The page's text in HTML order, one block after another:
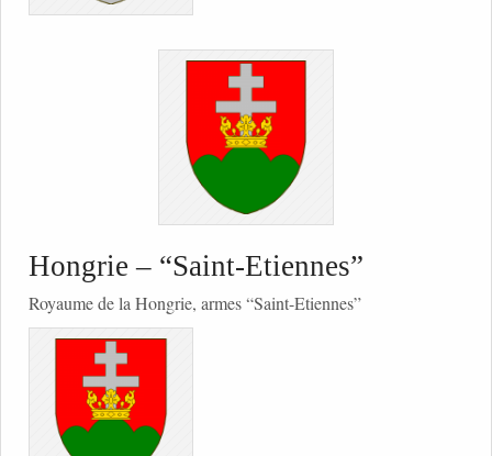
Hongrie – “Saint-Etiennes”
Royaume de la Hongrie, armes “Saint-Etiennes”